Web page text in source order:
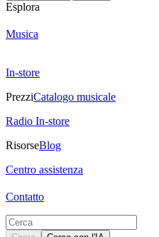
Esplora
Musica
In-store
PrezziCatalogo musicale
Radio In-store
RisorseBlog
Centro assistenza
Contatto